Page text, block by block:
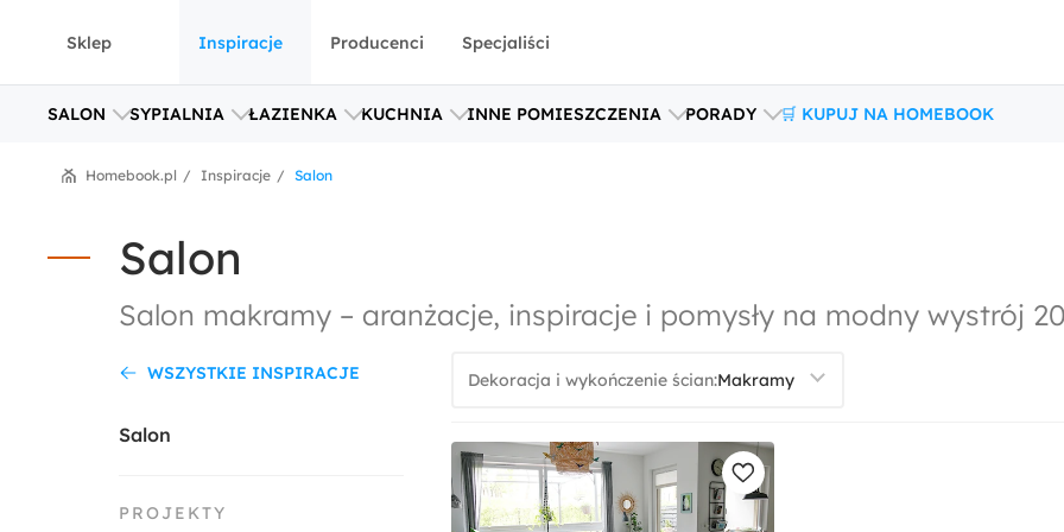
Sklep Inspiracje
SALON SYPIALNIA ŁAZIENKA KUCHNIA INNE POMIESZCZENIA PORADY 🛒 KUPUJ NA HOMEBOOK
Producenci Specjaliści
Salon
Inspiracje
Homebook.pl
Salon
Salon makramy – aranżacje, inspiracje i pomysły na modny wystrój
Dekoracja i wykończenie ścian:
WSZYSTKIE INSPIRACJE
Salon
PROJEKTY